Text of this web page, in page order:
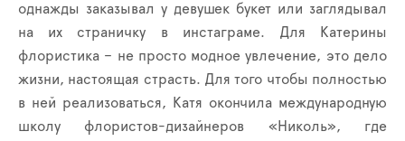
однажды заказывал у девушек букет или заглядывал
на их страничку в инстаграме. Для Катерины
флористика – не просто модное увлечение, это дело
жизни, настоящая страсть. Для того чтобы полностью
в ней реализоваться, Катя окончила международную
школу флористов-дизайнеров «Николь», где